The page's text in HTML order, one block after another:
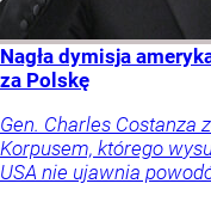
Nagła dymisja
za Polskę
Gen. Charles Costanza
Korpusem, którego
USA nie ujawnia